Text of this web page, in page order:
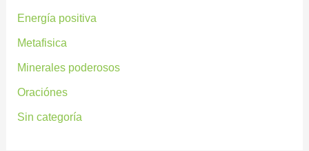
Energía positiva
Metafisica
Minerales poderosos
Oraciónes
Sin categoría